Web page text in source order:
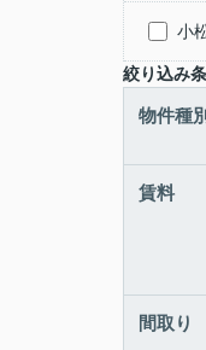
小
絞り込み
物件種
賃料
間取り